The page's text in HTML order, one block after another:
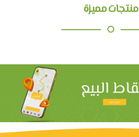
منتجات مميزة